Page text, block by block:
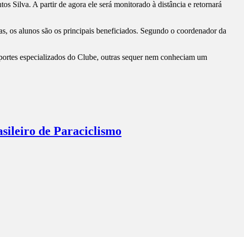
Silva. A partir de agora ele será monitorado à distância e retornará
os alunos são os principais beneficiados. Segundo o coordenador da
especializados do Clube, outras sequer nem conheciam um
de Paraciclismo